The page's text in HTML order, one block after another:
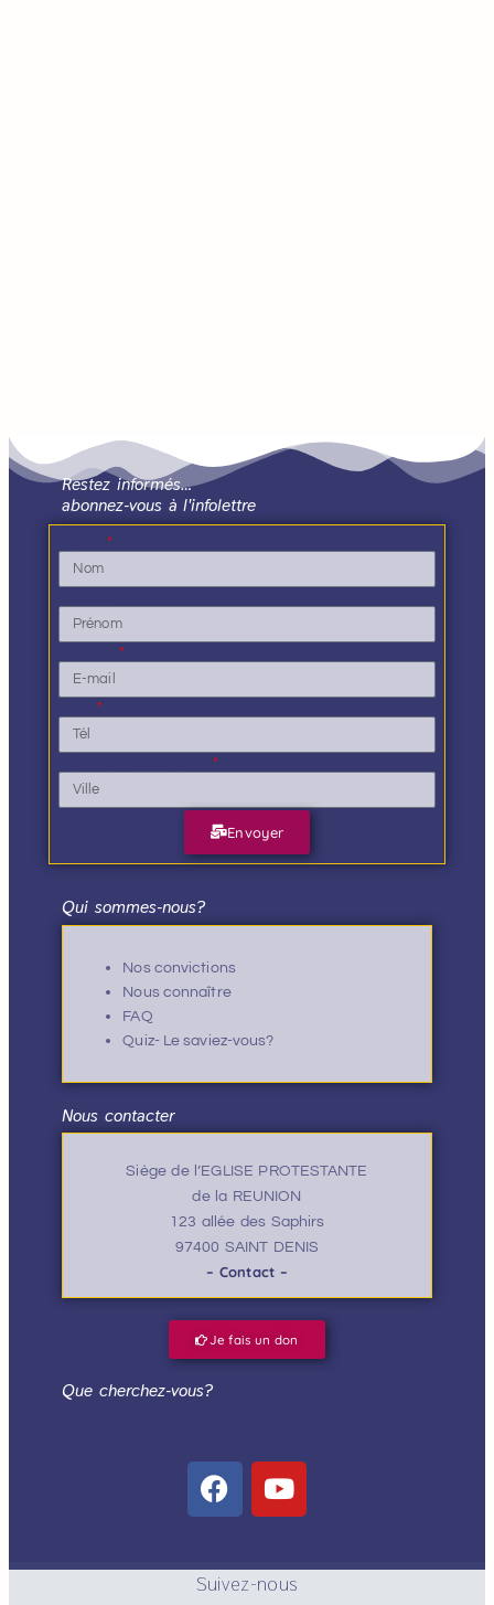
Restez informés…
abonnez-vous à l'infolettre
Envoyer
Qui sommes-nous?
Nos convictions
Nous connaître
FAQ
Quiz- Le saviez-vous?
Nous contacter
Siège de l’EGLISE PROTESTANTE
de la REUNION
123 allée des Saphirs
97400 SAINT DENIS
– Contact –
Je fais un don
Que cherchez-vous?
Suivez-nous